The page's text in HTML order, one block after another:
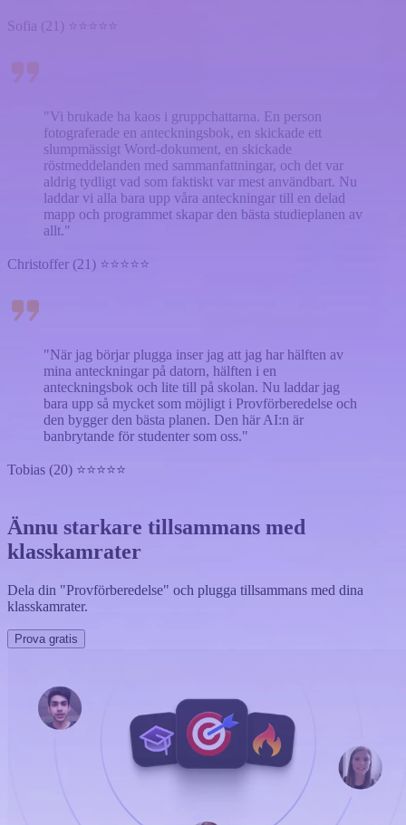
Sofia (21) ⭐⭐⭐⭐⭐
"Vi brukade ha kaos i gruppchattarna. En person
fotograferade en anteckningsbok, en skickade ett
slumpmässigt Word-dokument, en skickade
röstmeddelanden med sammanfattningar, och det var
aldrig tydligt vad som faktiskt var mest användbart. Nu
laddar vi alla bara upp våra anteckningar till en delad
mapp och programmet skapar den bästa studieplanen av
allt."
Christoffer (21) ⭐⭐⭐⭐⭐
"När jag börjar plugga inser jag att jag har hälften av
mina anteckningar på datorn, hälften i en
anteckningsbok och lite till på skolan. Nu laddar jag
bara upp så mycket som möjligt i Provförberedelse och
den bygger den bästa planen. Den här AI:n är
banbrytande för studenter som oss."
Tobias (20) ⭐⭐⭐⭐⭐
Ännu starkare tillsammans med
klasskamrater
Dela din "Provförberedelse" och plugga tillsammans med dina
klasskamrater.
Prova gratis